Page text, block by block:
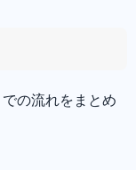
の流れをまとめ